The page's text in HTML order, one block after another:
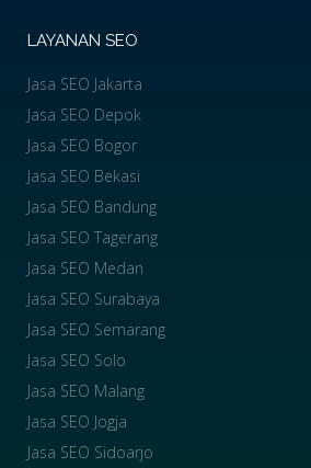
LAYANAN SEO
Jasa SEO Jakarta
Jasa SEO Depok
Jasa SEO Bogor
Jasa SEO Bekasi
Jasa SEO Bandung
Jasa SEO Tagerang
Jasa SEO Medan
Jasa SEO Surabaya
Jasa SEO Semarang
Jasa SEO Solo
Jasa SEO Malang
Jasa SEO Jogja
Jasa SEO Sidoarjo